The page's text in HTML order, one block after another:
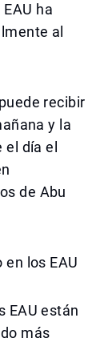
ha
al
recibir
y la
día el
de Abu
los EAU
EAU están
más